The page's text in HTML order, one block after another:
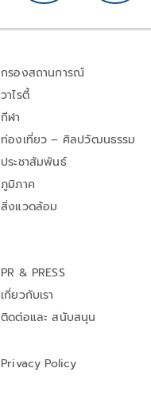
กรองสถานการณ์
วาไรตี้
กีฬา
ท่องเที่ยว – ศิลปวัฒนธรรม
ประชาสัมพันธ์
ภูมิภาค
สิ่งแวดล้อม
PR & PRESS
เกี่ยวกับเรา
ติดต่อและ สนับสนุน
Privacy Policy